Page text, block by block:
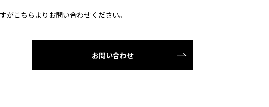
こちらよりお問い合わせください。
お問い合わせ